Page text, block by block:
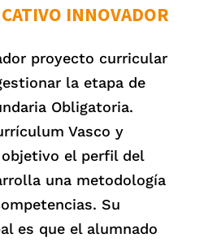
INNOVADOR
proyecto curricular
la etapa de
Obligatoria.
Vasco y
el perfil del
una metodología
Su
es que el alumnado